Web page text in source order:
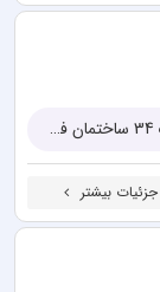
اصفهان، خیابان وحید، ابتدای خیابان رودکی، پلاک 34 ساختمان فرهنگ
جزئیات بیشتر